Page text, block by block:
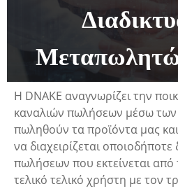
Η DNAKE αναγνωρίζει την
καναλιών πωλήσεων μέσω
πωληθούν τα προϊόντα μας
να διαχειρίζεται
πωλήσεων που εκτείνεται από
τελικό τελικό χρήστη με τον